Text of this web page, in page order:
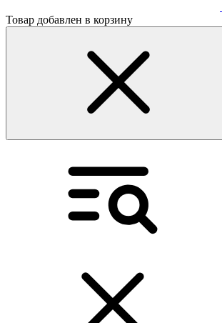
Товар добавлен в корзину